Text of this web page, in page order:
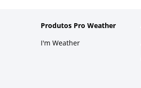
Produtos Pro Weather
I'm Weather